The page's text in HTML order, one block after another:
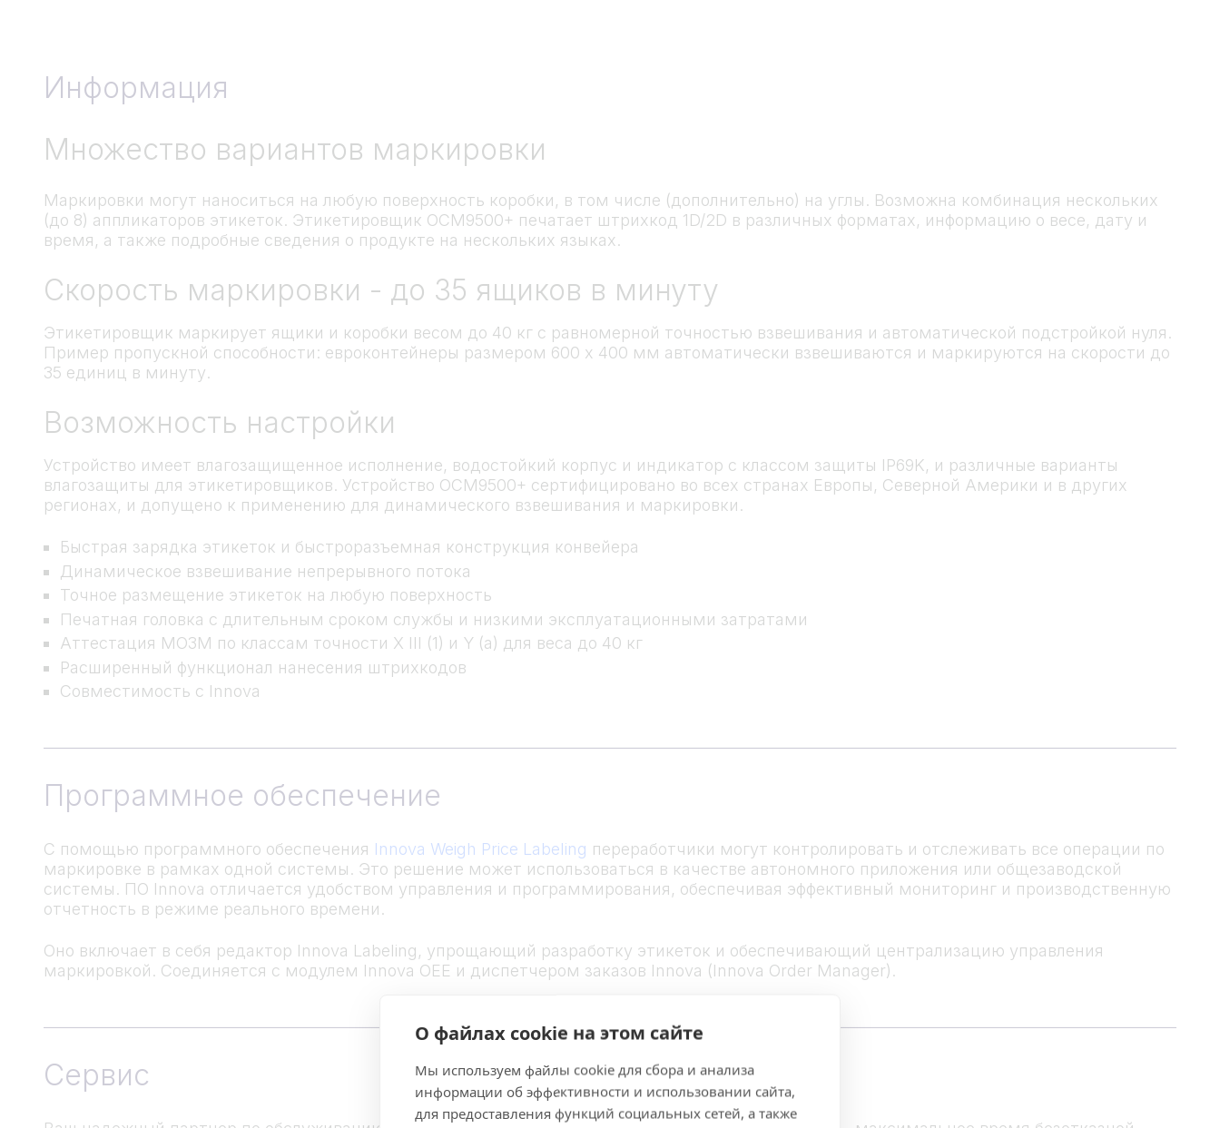
О файлах cookie на этом сайте
Мы используем файлы cookie для сбора и анализа
информации об эффективности и использовании сайта,
для предоставления функций социальных сетей, а также
Информация
Множество вариантов маркировки
Маркировки могут наноситься на любую поверхность коробки, в том числе (дополнительно) на углы. Возможна комбинация нескольких
(до 8) аппликаторов этикеток. Этикетировщик OCM9500+ печатает штрихкод 1D/2D в различных форматах, информацию о весе, дату и
время, а также подробные сведения о продукте на нескольких языках.
Скорость маркировки - до 35 ящиков в минуту
Этикетировщик маркирует ящики и коробки весом до 40 кг с равномерной точностью взвешивания и автоматической подстройкой нуля.
Пример пропускной способности: евроконтейнеры размером 600 х 400 мм автоматически взвешиваются и маркируются на скорости до
35 единиц в минуту.
Возможность настройки
Устройство имеет влагозащищенное исполнение, водостойкий корпус и индикатор с классом защиты IP69K, и различные варианты
влагозащиты для этикетировщиков. Устройство OCM9500+ сертифицировано во всех странах Европы, Северной Америки и в других
регионах, и допущено к применению для динамического взвешивания и маркировки.
Быстрая зарядка этикеток и быстроразъемная конструкция конвейера
Динамическое взвешивание непрерывного потока
Точное размещение этикеток на любую поверхность
Печатная головка с длительным сроком службы и низкими эксплуатационными затратами
Аттестация МОЗМ по классам точности X III (1) и Y (a) для веса до 40 кг
Расширенный функционал нанесения штрихкодов
Совместимость с Innova
Программное обеспечение
С помощью программного обеспечения Innova Weigh Price Labeling переработчики могут контролировать и отслеживать все операции по
маркировке в рамках одной системы. Это решение может использоваться в качестве автономного приложения или общезаводской
системы. ПО Innova отличается удобством управления и программирования, обеспечивая эффективный мониторинг и производственную
отчетность в режиме реального времени.
Оно включает в себя редактор Innova Labeling, упрощающий разработку этикеток и обеспечивающий централизацию управления
маркировкой. Соединяется с модулем Innova OEE и диспетчером заказов Innova (Innova Order Manager).
Сервис